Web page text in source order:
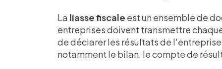
La liasse fiscale est un ensemble de
entreprises doivent transmettre
de déclarer les résultats de
notamment le bilan, le compte de